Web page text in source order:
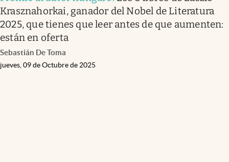
Krasznahorkai, ganador del Nobel de Literatura
2025, que tienes que leer antes de que aumenten:
están en oferta
Sebastián De Toma
jueves, 09 de Octubre de 2025